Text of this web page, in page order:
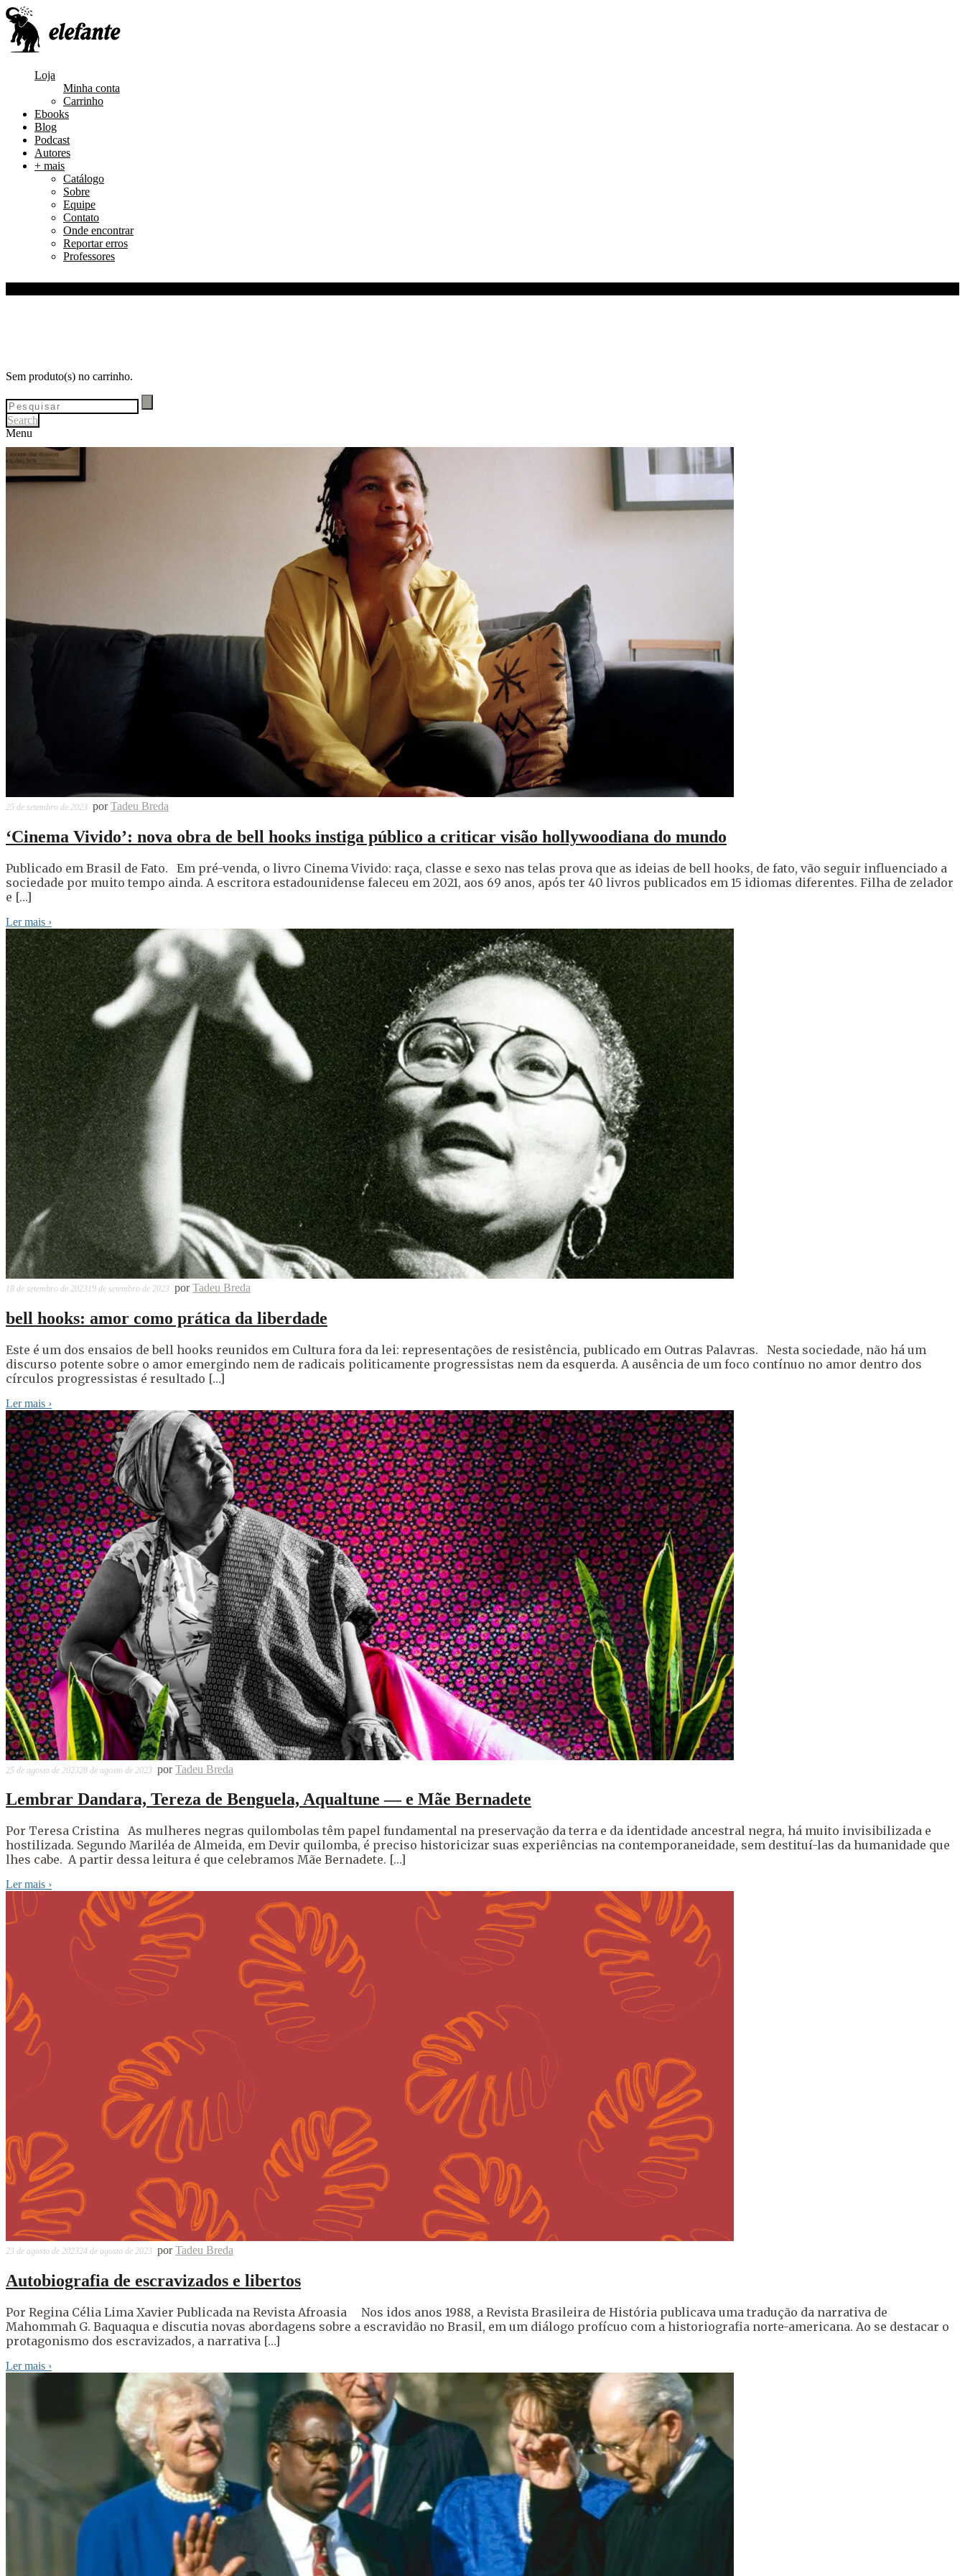
Loja
Minha conta
Carrinho
Ebooks
Blog
Podcast
Autores
+ mais
Catálogo
Sobre
Equipe
Contato
Onde encontrar
Reportar erros
Professores
Sem produto(s) no carrinho.
Search
Menu
25 de setembro de 2023 porTadeu Breda
‘Cinema Vivido’: nova obra de bell hooks instiga público a criticar visão hollywoodiana do mundo
Publicado em Brasil de Fato. Em pré-venda, o livro Cinema Vivido: raça, classe e sexo nas telas prova que as ideias de bell hooks, de fato, vão seguir influenciado a
sociedade por muito tempo ainda. A escritora estadounidense faleceu em 2021, aos 69 anos, após ter 40 livros publicados em 15 idiomas diferentes. Filha de zelador
e […]
Ler mais ›
18 de setembro de 202319 de setembro de 2023 porTadeu Breda
bell hooks: amor como prática da liberdade
Este é um dos ensaios de bell hooks reunidos em Cultura fora da lei: representações de resistência, publicado em Outras Palavras. Nesta sociedade, não há um
discurso potente sobre o amor emergindo nem de radicais politicamente progressistas nem da esquerda. A ausência de um foco contínuo no amor dentro dos
círculos progressistas é resultado […]
Ler mais ›
25 de agosto de 202328 de agosto de 2023 porTadeu Breda
Lembrar Dandara, Tereza de Benguela, Aqualtune — e Mãe Bernadete
Por Teresa Cristina As mulheres negras quilombolas têm papel fundamental na preservação da terra e da identidade ancestral negra, há muito invisibilizada e
hostilizada. Segundo Mariléa de Almeida, em Devir quilomba, é preciso historicizar suas experiências na contemporaneidade, sem destituí-las da humanidade que
lhes cabe. A partir dessa leitura é que celebramos Mãe Bernadete. […]
Ler mais ›
23 de agosto de 202324 de agosto de 2023 porTadeu Breda
Autobiografia de escravizados e libertos
Por Regina Célia Lima Xavier Publicada na Revista Afroasia Nos idos anos 1988, a Revista Brasileira de História publicava uma tradução da narrativa de
Mahommah G. Baquaqua e discutia novas abordagens sobre a escravidão no Brasil, em um diálogo profícuo com a historiografia norte-americana. Ao se destacar o
protagonismo dos escravizados, a narrativa […]
Ler mais ›